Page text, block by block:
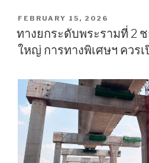
มอเตอร์เวย์
M82
ด่าน
รถ
จาก
กระทุ่มแบน
ขึ้น
ไม่
ได้”
POSTED
ON
FEBRUARY 15, 2026
ทางยกระดับพระรามที่ 2
ใหญ่ การทางพิเศษฯ ควร